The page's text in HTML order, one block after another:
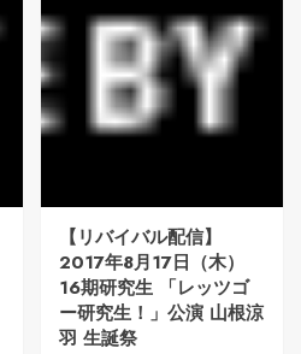
【リバイバル配信】
2017年8月17日（木）
16期研究生 「レッツゴ
ー研究生！」公演 山根涼
羽 生誕祭